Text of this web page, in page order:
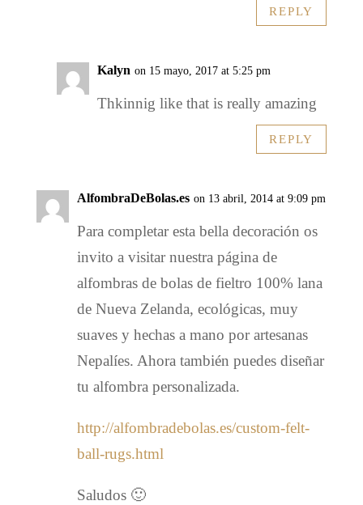
REPLY
Kalyn on 15 mayo, 2017 at 5:25 pm
Thkinnig like that is really amazing
REPLY
AlfombraDeBolas.es on 13 abril, 2014 at 9:09 pm
Para completar esta bella decoración os
invito a visitar nuestra página de
alfombras de bolas de fieltro 100% lana
de Nueva Zelanda, ecológicas, muy
suaves y hechas a mano por artesanas
Nepalíes. Ahora también puedes diseñar
tu alfombra personalizada.
http://alfombradebolas.es/custom-felt-
ball-rugs.html
Saludos 🙂